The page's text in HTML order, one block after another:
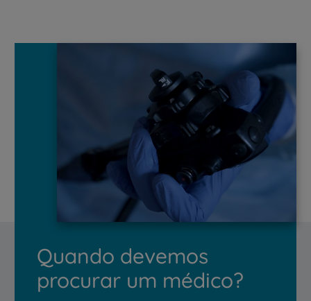
Quando devemos
procurar um médico?